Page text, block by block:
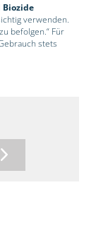
verwenden.
befolgen.“ Für
stets